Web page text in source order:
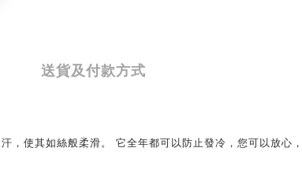
送貨及付款方式
使其如絲般柔滑。 它全年都可以防止發冷，您可以放心